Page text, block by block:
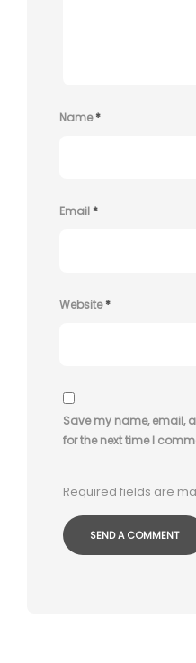
Name*
Email*
Website*
Save my name, email,
for the next time I
Required fields are